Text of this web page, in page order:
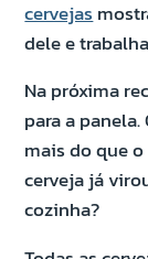
cervejas
dele e
Na próxima
para a
mais do que
cerveja já
cozinha?